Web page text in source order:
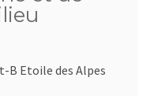
B Etoile des Alpes